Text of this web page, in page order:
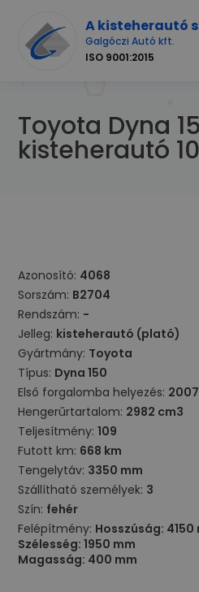
A kisteherautó
Galgóczi Autó kft.
ISO 9001:2015
Toyota Dyna
kisteherautó
Azonosító: 4068
Sorszám: B2704
Rendszám: -
Jelleg: kisteherautó (plató)
Gyártmány: Toyota
Típus: Dyna 150
Első forgalomba helyezés: 2007
Hengerűrtartalom: 2982 cm3
Teljesítmény:109
Futott km: 668 km
Tengelytáv: 3350 mm
Szállítható személyek: 3
Szín: fehér
Felépítmény: Hosszúság: 4150
Szélesség: 1950 mm
Magasság: 400 mm